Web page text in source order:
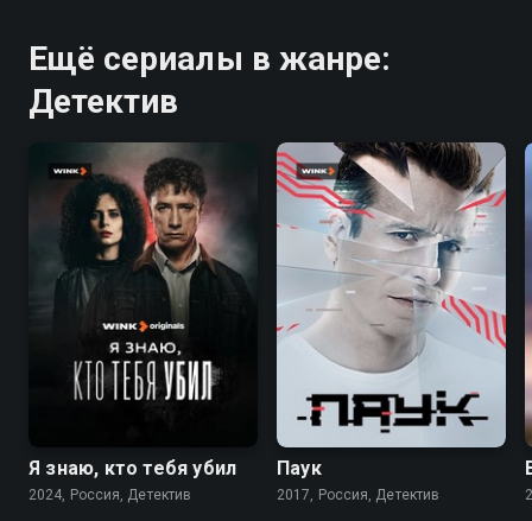
Ещё сериалы в жанре:
Детектив
Я знаю, кто тебя убил
2024, Россия, Детектив
7.1
Паук
2017, Россия, Детектив